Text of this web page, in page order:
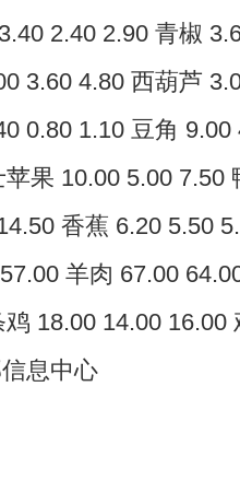
2.40 2.90 青椒
3.60 4.80 西葫芦
0.80 1.10 豆角
果 10.00 5.00 7.50
香蕉 6.20 5.50
羊肉 67.00
18.00 14.00 16.00
息中心